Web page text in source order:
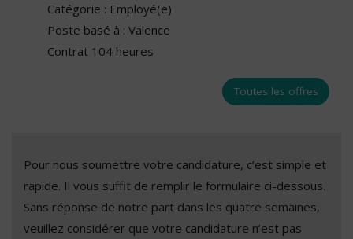
Catégorie : Employé(e)
Poste basé à : Valence
Contrat 104 heures
Toutes les offres
Pour nous soumettre votre candidature, c’est simple et
rapide. Il vous suffit de remplir le formulaire ci-dessous.
Sans réponse de notre part dans les quatre semaines,
veuillez considérer que votre candidature n’est pas